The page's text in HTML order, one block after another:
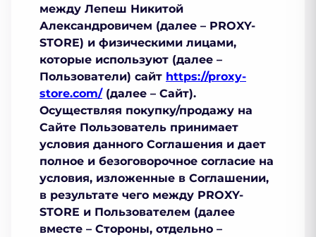
между Лепеш Никитой
Александровичем (далее – PROXY-
STORE) и физическими лицами,
которые используют (далее –
Пользователи) сайт https://proxy-
store.com/(далее – Сайт).
Осуществляя покупку/продажу на
Сайте Пользователь принимает
условия данного Соглашения и дает
полное и безоговорочное согласие на
условия, изложенные в Соглашении,
в результате чего между PROXY-
STORE и Пользователем (далее
вместе – Стороны, отдельно –